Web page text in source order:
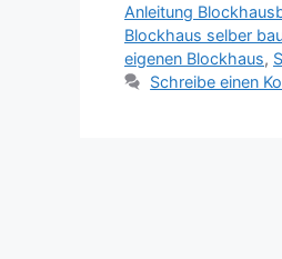
Anleitung
Blockhaus selber
eigenen Blockhaus,
Schreibe einen